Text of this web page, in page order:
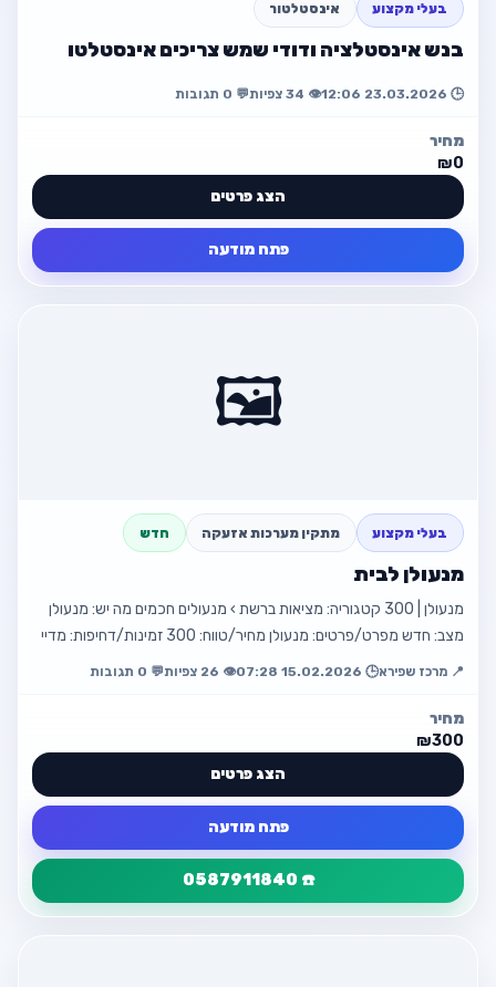
חזור למודעה
בעלי מקצוע אינסטלטור
בנש אינסטלציה ודודי שמש צריכים אינסטלטו
🕒 23.03.2026 12:06 👁️ 34 צפיות 💬 0 תגובות
מחיר
₪0
הצג פרטים
פתח מודעה
פתח מודעה
🖼️
בעלי מקצוע מתקין מערכות אזעקה חדש
מנעולן לבית
מנעולן | 300 קטגוריה: מציאות ברשת › מנעולים חכמים מה יש: מנעולן
מצב: חדש מפרט/פרטים: מנעולן מחיר/טווח: 300 זמינות/דחיפות: מדיי
למה זה …
📍 מרכז שפירא🕒 15.02.2026 07:28 👁️ 26 צפיות 💬 0 תגובות
מחיר
₪300
הצג פרטים
פתח מודעה
☎️ 0587911840